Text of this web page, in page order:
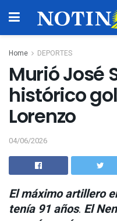
Home DEPORTES
Murió José
histórico
Lorenzo
04/06/2026
El máximo artillero
tenía 91 años. El